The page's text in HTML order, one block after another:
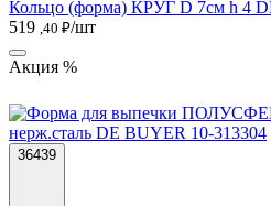
Кольцо (форма) КРУГ D 7см h 4
519 ,40 ₽/шт
Акция %
36439